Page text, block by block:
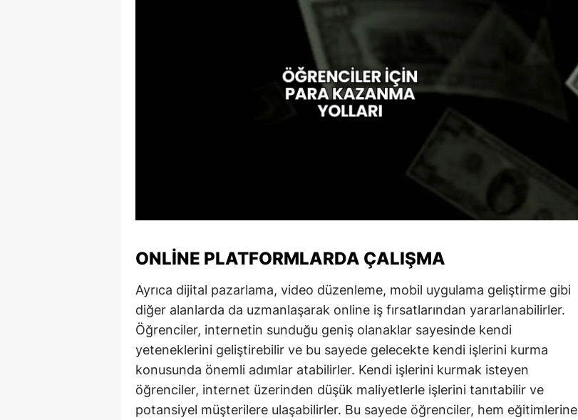
ONLINE PLATFORMLARDA ÇALIŞMA
Ayrıca dijital pazarlama, video düzenleme, mobil uygulama geliştirme gibi
diğer alanlarda da uzmanlaşarak online iş fırsatlarından yararlanabilirler.
Öğrenciler, internetin sunduğu geniş olanaklar sayesinde kendi
yeteneklerini geliştirebilir ve bu sayede gelecekte kendi işlerini kurma
konusunda önemli adımlar atabilirler. Kendi işlerini kurmak isteyen
öğrenciler, internet üzerinden düşük maliyetlerle işlerini tanıtabilir ve
potansiyel müşterilere ulaşabilirler. Bu sayede öğrenciler, hem eğitimlerine